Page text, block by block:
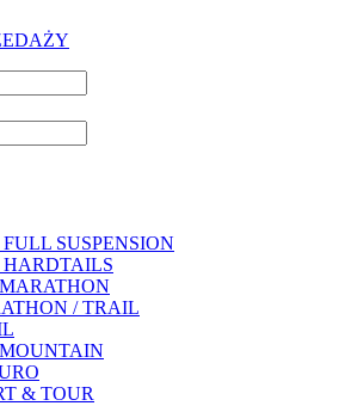
SUSPENSION
/ TRAIL
& TOUR